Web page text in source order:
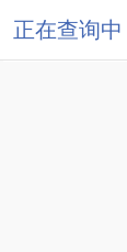
正在查询中